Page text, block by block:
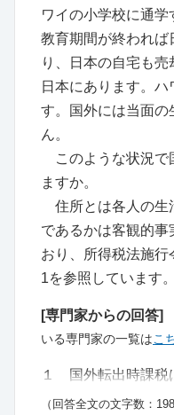
ワイの小学校に通
教育期間が終われば
り、日本の自宅も
日本にあります。
す。国外には当面の
ん。
このような状況で
ますか。
住所とは各人の生
であるかは客観的事
おり、所得税法施
1を参照しています。
[専門家からの回答]
いる専門家の一覧はこ
１ 国外転出時課
（回答全文の文字数：